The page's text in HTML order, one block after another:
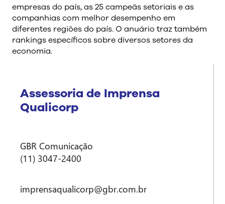
empresas do país, as 25 campeãs setoriais e as
companhias com melhor desempenho em
diferentes regiões do país. O anuário traz também
rankings específicos sobre diversos setores da
economia.
Assessoria de Imprensa
Qualicorp
GBR Comunicação
(11) 3047-2400
imprensaqualicorp@gbr.com.br